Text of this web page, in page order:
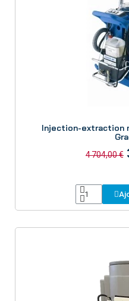
Injection-extraction
4 704,00 €